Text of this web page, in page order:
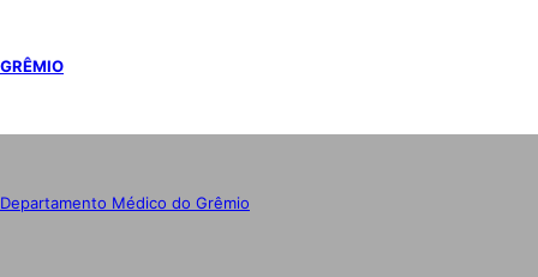
GRÊMIO
Departamento Médico do Grêmio